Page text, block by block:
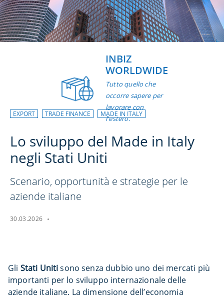
INBIZ
WORLDWIDE
Tutto quello che
occorre sapere per
lavorare con
l'estero.
EXPORT TRADE FINANCE MADE IN ITALY
Lo sviluppo del Made in Italy
negli Stati Uniti
Scenario, opportunità e strategie per le
aziende italiane
30.03.2026
Gli Stati Unitisono senza dubbio uno dei mercati più
importanti per lo sviluppo internazionale delle
aziende italiane. La dimensione dell’economia